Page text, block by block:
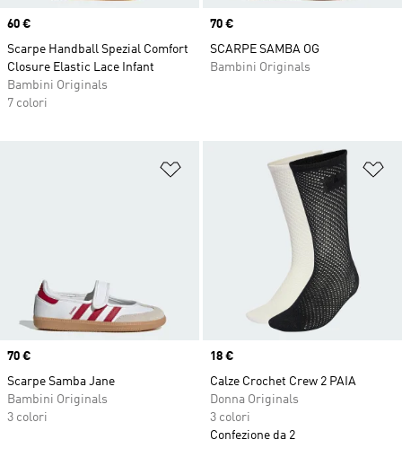
Price
60 €
Scarpe Handball Spezial Comfort
Closure Elastic Lace Infant
Bambini Originals
7 colori
Price
70 €
SCARPE SAMBA OG
Bambini Originals
Aggiungi alla lista dei desideri
Price
70 €
Scarpe Samba Jane
Bambini Originals
3 colori
Price
18 €
Calze Crochet Crew 2 PAIA
Donna Originals
3 colori
Confezione da 2